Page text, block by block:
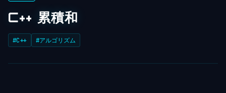
C++ 累積和
#C++ #アルゴリズム